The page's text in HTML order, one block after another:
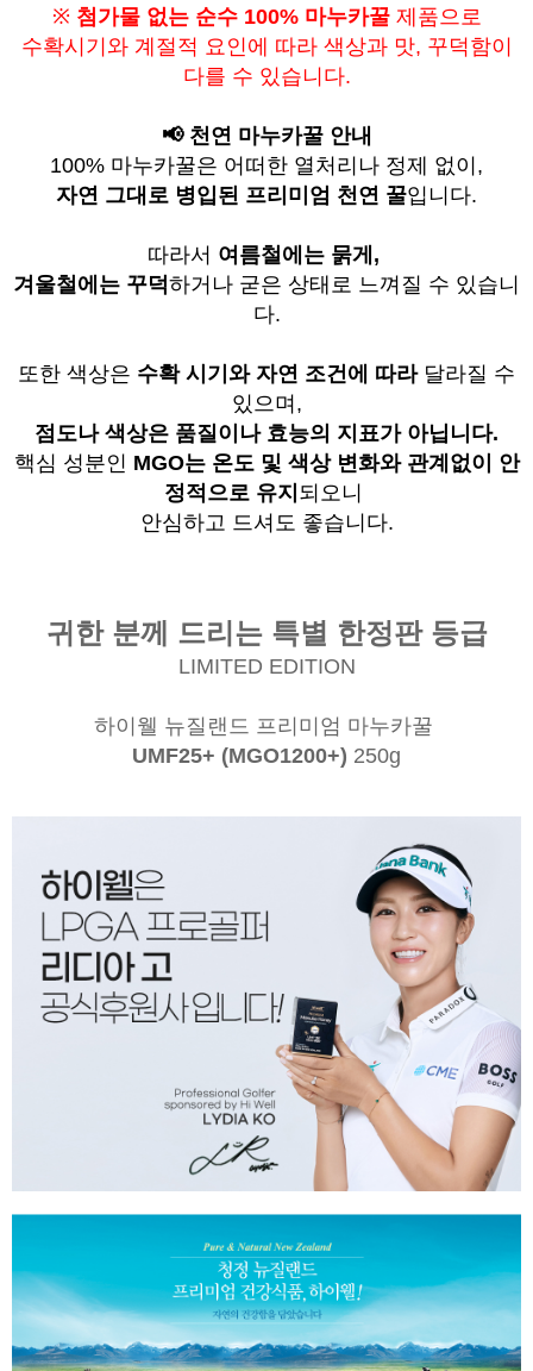
※ 첨가물 없는 순수 100% 마누카꿀제품으로
수확시기와 계절적 요인에 따라 색상과 맛, 꾸덕함이
다를 수 있습니다.
📢 천연 마누카꿀 안내
100% 마누카꿀은 어떠한 열처리나 정제 없이,
자연 그대로 병입된 프리미엄 천연 꿀입니다.
따라서 여름철에는 묽게,
겨울철에는 꾸덕하거나 굳은 상태로 느껴질 수 있습니
다.
또한 색상은 수확 시기와 자연 조건에 따라 달라질 수
있으며,
점도나 색상은 품질이나 효능의 지표가 아닙니다.
핵심 성분인 MGO는 온도 및 색상 변화와 관계없이 안
정적으로 유지 되오니
안심하고 드셔도 좋습니다.
귀한 분께 드리는 특별 한정판 등급
LIMITED EDITION
하이웰 뉴질랜드 프리미엄 마누카꿀
UMF25+ (MGO1200+) 250g